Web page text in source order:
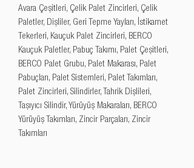
Avara Çeşitleri, Çelik Palet Zincirleri, Çelik
Paletler, Dişliler, Geri Tepme Yayları, İstikamet
Tekerleri, Kauçuk Palet Zincirleri, BERCO
Kauçuk Paletler, Pabuç Takımı, Palet Çeşitleri,
BERCO Palet Grubu, Palet Makarası, Palet
Pabuçları, Palet Sistemleri, Palet Takımları,
Palet Zincirleri, Silindirler, Tahrik Dişlileri,
Taşıyıcı Silindir, Yürüyüş Makaraları, BERCO
Yürüyüş Takımları, Zincir Parçaları, Zincir
Takımları